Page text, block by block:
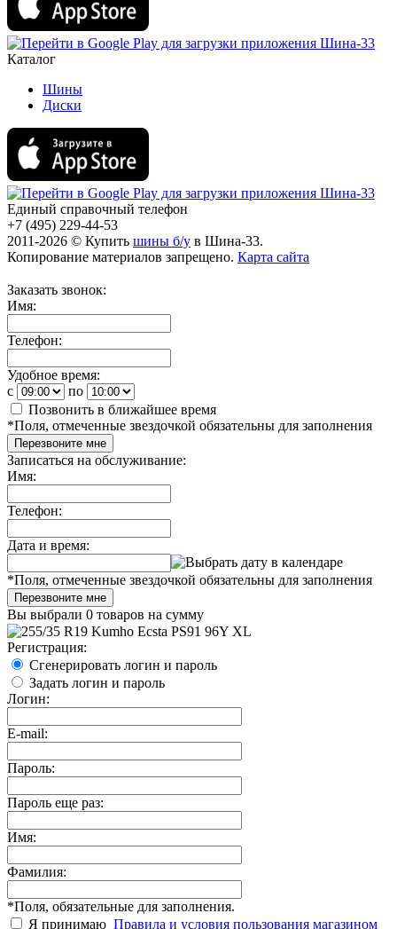
Каталог
Шины
Диски
Единый справочный телефон
+7 (495) 229-44-53
2011-2026 © Купить шины б/у в Шина-33.
Копирование материалов запрещено. Карта сайта
Заказать звонок:
Имя:
Телефон:
Удобное время:
c
по
Позвонить в ближайшее время
*Поля, отмеченные звездочкой обязательны для заполнения
Перезвоните мне
Записаться на обслуживание:
Имя:
Телефон:
Дата и время:
*Поля, отмеченные звездочкой обязательны для заполнения
Перезвоните мне
Вы выбрали 0 товаров на сумму
Регистрация:
Сгенерировать логин и пароль
Задать логин и пароль
Логин:
E-mail:
Пароль:
Пароль еще раз:
Имя:
Фамилия:
*Поля, обязательные для заполнения.
Я принимаю Правила и условия пользования магазином